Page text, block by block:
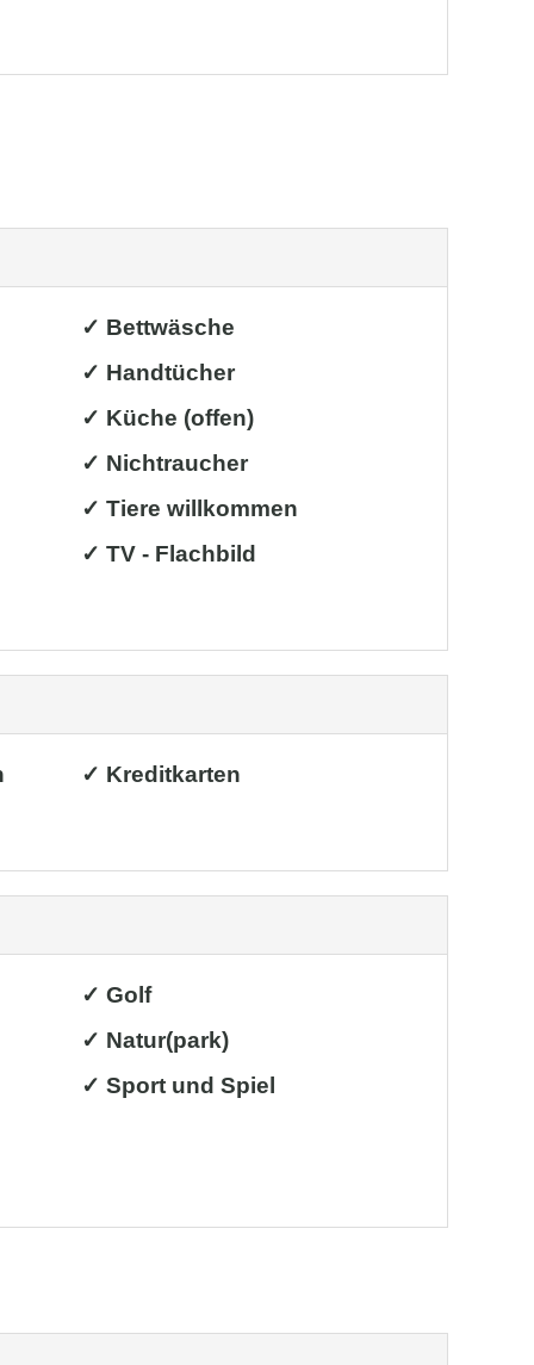
✓ Bettwäsche
✓ Handtücher
✓ Küche (offen)
✓ Nichtraucher
✓ Tiere willkommen
✓ TV - Flachbild
✓ Kreditkarten
✓ Golf
✓ Natur(park)
✓ Sport und Spiel